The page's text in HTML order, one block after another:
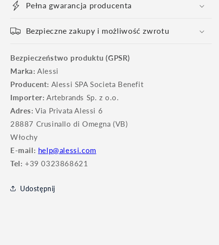
Pełna gwarancja producenta
Bezpieczne zakupy i możliwość zwrotu
Bezpieczeństwo produktu (GPSR)
Marka: Alessi
Producent: Alessi SPA Societa Benefit
Importer: Artebrands Sp. z o.o.
Adres: Via Privata Alessi 6
28887 Crusinallo di Omegna (VB)
Włochy
E-mail: help@alessi.com
Tel: +39 0323868621
Udostępnij